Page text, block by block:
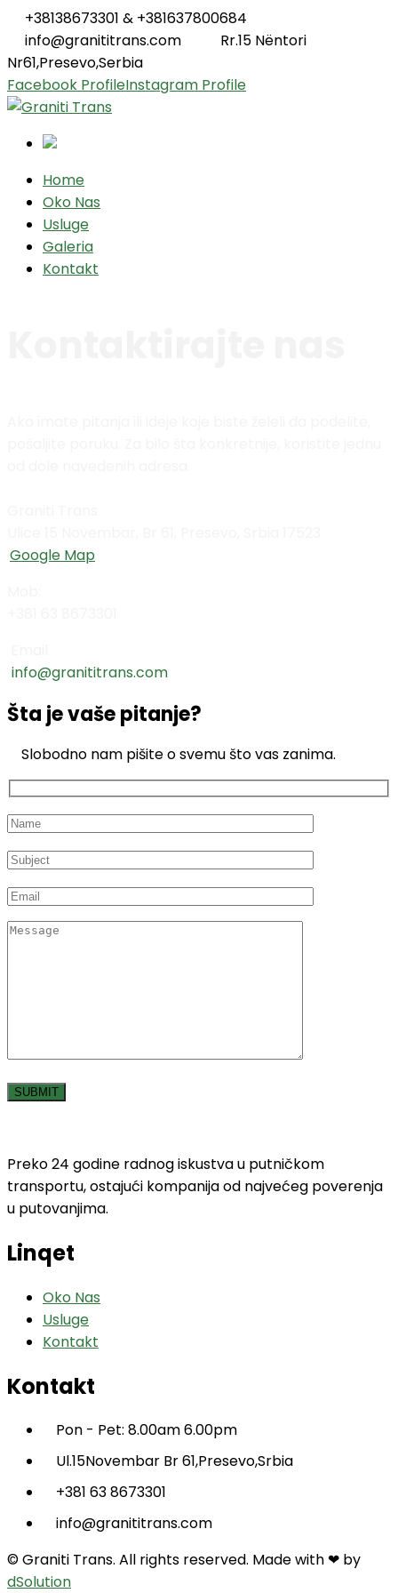
+38138673301 & +381637800684
info@granititrans.com
Rr.15 Nëntori
Nr61,Presevo,Serbia
Facebook ProfileInstagram Profile
Home
Oko Nas
Usluge
Galeria
Kontakt
Google Map
info@granititrans.com
Šta je vaše pitanje?
Slobodno nam pišite o svemu što vas zanima.
Preko 24 godine radnog iskustva u putničkom
transportu, ostajući kompanija od najvećeg poverenja
u putovanjima.
Linqet
Oko Nas
Usluge
Kontakt
Kontakt
Pon - Pet: 8.00am 6.00pm
Ul.15Novembar Br 61,Presevo,Srbia
+381 63 8673301
info@granititrans.com
© Graniti Trans. All rights reserved. Made with ❤ by
dSolution